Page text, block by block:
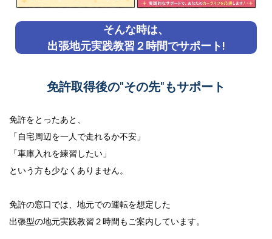
そんな時は、
出張地元実践教習２時間でサポート!
免許取得後の"その先"もサポート
免許をとったあと、
「自宅周辺を一人で走れるか不安」
「車庫入れを練習したい」
という方も少なくありません。
免許の窓口では、地元での運転を想定した
出張型の地元実践教習２時間 もご案内しています。